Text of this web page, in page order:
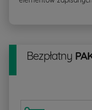
Bezpłatny